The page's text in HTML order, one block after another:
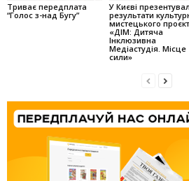
Триває передплата
“Голос з-над Бугу”
У Києві
результати
мистецького
«ДІМ: Дитяча
Інклюзивна
Медіастудія. Місце
сили»